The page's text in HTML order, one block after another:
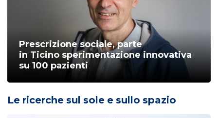
Prescrizione sociale, parte
in Ticino sperimentazione innovativa
su 100 pazienti
Le ricerche sul sole e sullo spazio